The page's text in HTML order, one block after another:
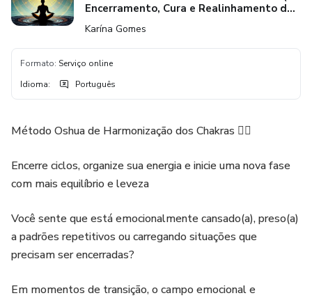
Encerramento, Cura e Realinhamento de
Ciclos )
Karína Gomes
Formato: Serviço online
Idioma: Português
Método Oshua de Harmonização dos Chakras 👇🏻
Encerre ciclos, organize sua energia e inicie uma nova fase
com mais equilíbrio e leveza
Você sente que está emocionalmente cansado(a), preso(a)
a padrões repetitivos ou carregando situações que
precisam ser encerradas?
Em momentos de transição, o campo emocional e